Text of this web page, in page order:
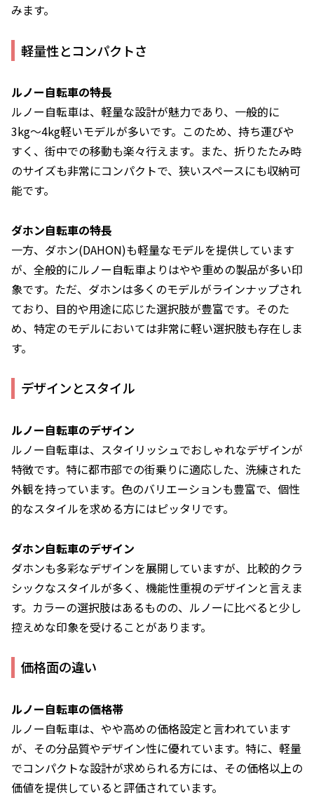
みます。
軽量性とコンパクトさ
ルノー自転車の特長
ルノー自転車は、軽量な設計が魅力であり、一般的に
3kg〜4kg軽いモデルが多いです。このため、持ち運びや
すく、街中での移動も楽々行えます。また、折りたたみ時
のサイズも非常にコンパクトで、狭いスペースにも収納可
能です。
ダホン自転車の特長
一方、ダホン(DAHON)も軽量なモデルを提供しています
が、全般的にルノー自転車よりはやや重めの製品が多い印
象です。ただ、ダホンは多くのモデルがラインナップされ
ており、目的や用途に応じた選択肢が豊富です。そのた
め、特定のモデルにおいては非常に軽い選択肢も存在しま
す。
デザインとスタイル
ルノー自転車のデザイン
ルノー自転車は、スタイリッシュでおしゃれなデザインが
特徴です。特に都市部での街乗りに適応した、洗練された
外観を持っています。色のバリエーションも豊富で、個性
的なスタイルを求める方にはピッタリです。
ダホン自転車のデザイン
ダホンも多彩なデザインを展開していますが、比較的クラ
シックなスタイルが多く、機能性重視のデザインと言えま
す。カラーの選択肢はあるものの、ルノーに比べると少し
控えめな印象を受けることがあります。
価格面の違い
ルノー自転車の価格帯
ルノー自転車は、やや高めの価格設定と言われています
が、その分品質やデザイン性に優れています。特に、軽量
でコンパクトな設計が求められる方には、その価格以上の
価値を提供していると評価されています。